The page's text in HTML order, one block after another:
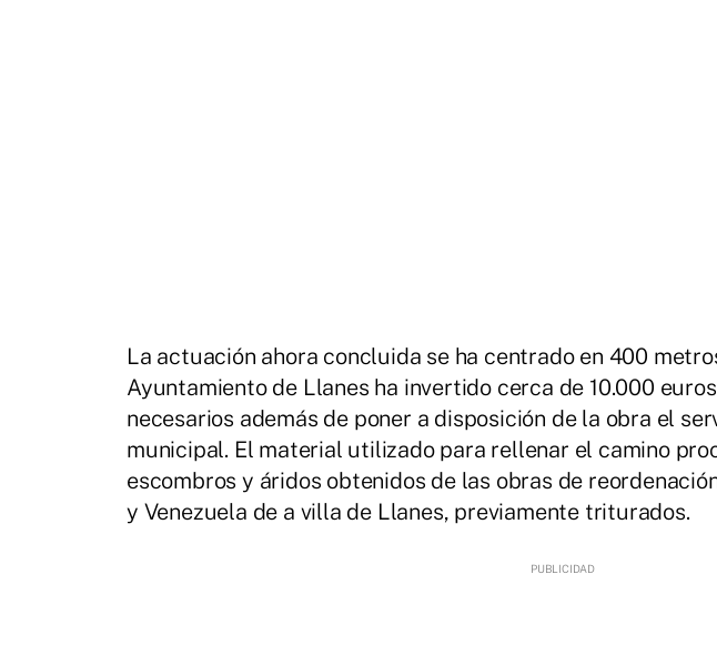
La actuación ahora concluida se ha centrado en 400
Ayuntamiento de Llanes ha invertido cerca de 10.000
necesarios además de poner a disposición de la obra el
municipal. El material utilizado para rellenar el camino
escombros y áridos obtenidos de las obras de
y Venezuela de a villa de Llanes, previamente triturados.